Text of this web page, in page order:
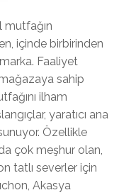
mutfağın
içinde birbirinden
Faaliyet
sahip
ilham
yaratıcı ana
Özellikle
çok meşhur olan,
tatlı severler için
Akasya